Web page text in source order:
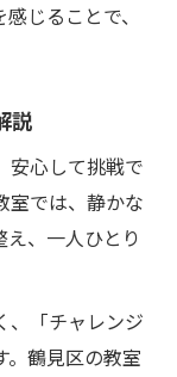
じることで、
説
安心して挑戦で
室では、静かな
、一人ひとり
、「チャレンジ
。鶴見区の教室